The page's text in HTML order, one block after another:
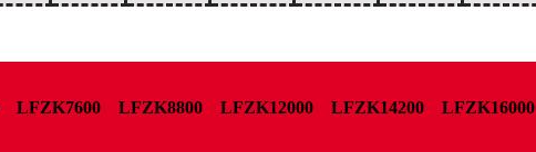
LFZK7600 LFZK8800 LFZK12000 LFZK14200 LFZK16000